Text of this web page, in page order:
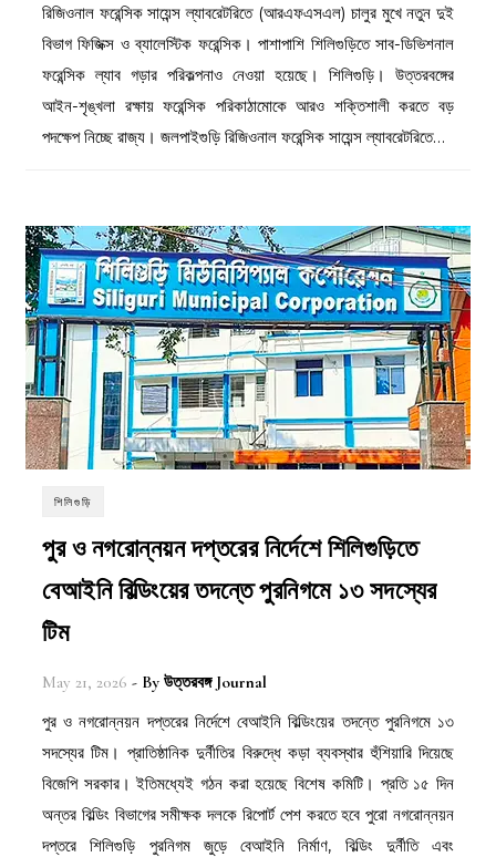
রিজিওনাল ফরেন্সিক সায়েন্স ল্যাবরেটরিতে (আরএফএসএল) চালুর মুখে নতুন দুই
বিভাগ ফিজিক্স ও ব্যালেস্টিক ফরেন্সিক। পাশাপাশি শিলিগুড়িতে সাব-ডিভিশনাল
ফরেন্সিক ল্যাব গড়ার পরিকল্পনাও নেওয়া হয়েছে। শিলিগুড়ি। উত্তরবঙ্গের
আইন-শৃঙ্খলা রক্ষায় ফরেন্সিক পরিকাঠামোকে আরও শক্তিশালী করতে বড়
পদক্ষেপ নিচ্ছে রাজ্য। জলপাইগুড়ি রিজিওনাল ফরেন্সিক সায়েন্স ল্যাবরেটরিতে…
শিলিগুড়ি
পুর ও নগরোন্নয়ন দপ্তরের নির্দেশে শিলিগুড়িতে
বেআইনি বিল্ডিংয়ের তদন্তে পুরনিগমে ১৩ সদস্যের
টিম
May 21, 2026 - By উত্তরবঙ্গ Journal
পুর ও নগরোন্নয়ন দপ্তরের নির্দেশে বেআইনি বিল্ডিংয়ের তদন্তে পুরনিগমে ১৩
সদস্যের টিম। প্রাতিষ্ঠানিক দুর্নীতির বিরুদ্ধে কড়া ব্যবস্থার হুঁশিয়ারি দিয়েছে
বিজেপি সরকার। ইতিমধ্যেই গঠন করা হয়েছে বিশেষ কমিটি। প্রতি ১৫ দিন
অন্তর বিল্ডিং বিভাগের সমীক্ষক দলকে রিপোর্ট পেশ করতে হবে পুরো নগরোন্নয়ন
দপ্তরে শিলিগুড়ি পুরনিগম জুড়ে বেআইনি নির্মাণ, বিল্ডিং দুর্নীতি এবং